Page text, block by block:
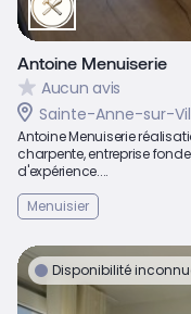
Antoine Menuiserie
Aucun avis
Sainte-Anne-sur-
Antoine Menuiserie
charpente, entreprise
d'expérience....
Menuisier
Disponibilité